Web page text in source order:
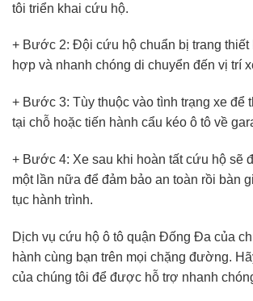
tôi triển khai cứu hộ.
+ Bước 2: Đội cứu hộ chuẩn bị trang thiết
hợp và nhanh chóng di chuyển đến vị trí
+ Bước 3: Tùy thuộc vào tình trạng xe để
tại chỗ hoặc tiến hành cẩu kéo ô tô về
+ Bước 4: Xe sau khi hoàn tất cứu hộ sẽ
một lần nữa để đảm bảo an toàn rồi bàn
tục hành trình.
Dịch vụ cứu hộ ô tô quận Đống Đa của
hành cùng bạn trên mọi chặng đường.
của chúng tôi để được hỗ trợ nhanh